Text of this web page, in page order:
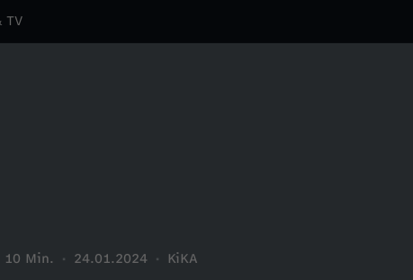
TV
10 Min. 24.01.2024 KiKA